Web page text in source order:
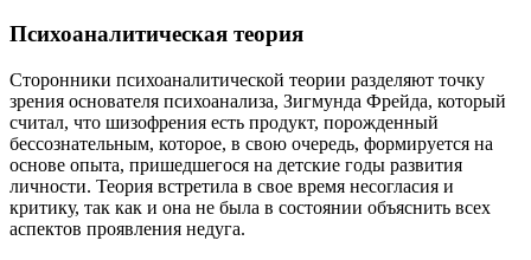
Психоаналитическая теория
Сторонники психоаналитической теории разделяют точку
зрения основателя психоанализа, Зигмунда Фрейда, который
считал, что шизофрения есть продукт, порожденный
бессознательным, которое, в свою очередь, формируется на
основе опыта, пришедшегося на детские годы развития
личности. Теория встретила в свое время несогласия и
критику, так как и она не была в состоянии объяснить всех
аспектов проявления недуга.